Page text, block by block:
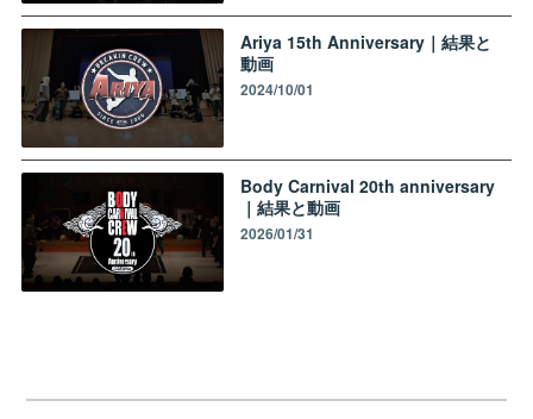
Ariya 15th Anniversary｜結果と
動画
2024/10/01
Body Carnival 20th anniversary
｜結果と動画
2026/01/31